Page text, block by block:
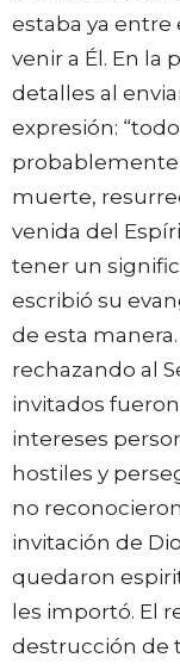
estaba ya entre
venir a Él. En la
detalles al
expresión:
probablemente
muerte,
venida del
tener un
escribió su
de esta
rechazando al
invitados
intereses
hostiles y
no
invitación de
quedaron
les importó. El
destrucción de